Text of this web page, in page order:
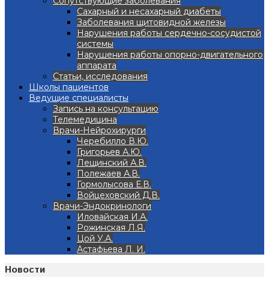
Сахарный и несахарный диабеты
Заболевания щитовидной железы
Нарушения работы сердечно-сосудистой
системы
Нарушения работы опорно-двигательного
аппарата
Статьи, исследования
Школы пациентов
Ведущие специалисты
Запись на консультацию
Телемедицина
Врачи-Нейрохирурги
Черебилло В.Ю.
Григорьев А.Ю.
Лещинский А.В.
Полежаев А.В.
Гормолысова Е.В.
Войцеховский Д.В.
Врачи-Эндокринологи
Иловайская И.А.
Рожинская Л.Я.
Цой У.А.
Астафьева Л. И.
Новости